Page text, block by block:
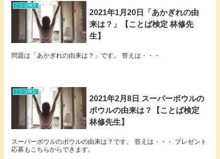
ことば検定
2021年1月20日「あかぎれの由
来は？」【ことば検定 林修先
生】
問題は「あかぎれの由来は？」です。 答えは・・・
ことば検定
2021年2月8日 スーパーボウルの
ボウルの由来は？【ことば検定
林修先生】
スーパーボウルのボウルの由来は？です。 答えは・・・ プレゼント
応募もこちらからできます。